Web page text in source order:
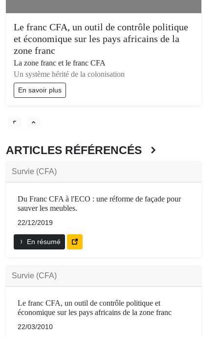
Le franc CFA, un outil de contrôle politique
et économique sur les pays africains de la
zone franc
La zone franc et le franc CFA
Un système hérité de la colonisation
En savoir plus
ARTICLES RÉFÉRENCÉS
Survie (CFA)
Du Franc CFA à l'ECO : une réforme de façade pour
sauver les meubles.
22/12/2019
En résumé
Survie (CFA)
Le franc CFA, un outil de contrôle politique et
économique sur les pays africains de la zone franc
22/03/2010